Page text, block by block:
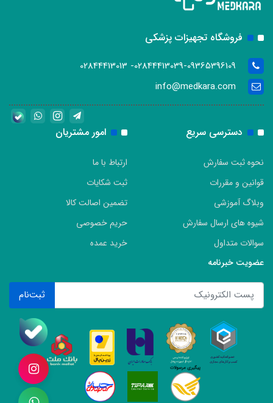
فروشگاه تجهیزات پزشکی
02844413039-09365396109- 02844413013
info@medkara.com
دسترسی سریع
نحوه ثبت سفارش
قوانین و مقررات
وبلاگ آموزشی
شیوه های ارسال سفارش
سوالات متداول
امور مشتریان
ارتباط با ما
ثبت شکایات
تضمین اصالت کالا
حریم خصوصی
خرید عمده
عضویت خبرنامه
ثبت‌نام